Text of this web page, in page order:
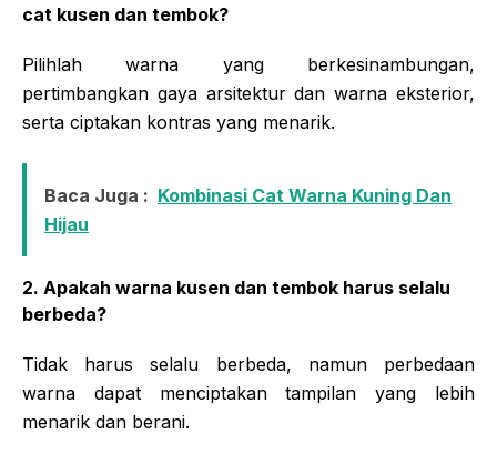
cat kusen dan tembok?
Pilihlah warna yang berkesinambungan,
pertimbangkan gaya arsitektur dan warna eksterior,
serta ciptakan kontras yang menarik.
Baca Juga : Kombinasi Cat Warna Kuning Dan
Hijau
2. Apakah warna kusen dan tembok harus selalu
berbeda?
Tidak harus selalu berbeda, namun perbedaan
warna dapat menciptakan tampilan yang lebih
menarik dan berani.